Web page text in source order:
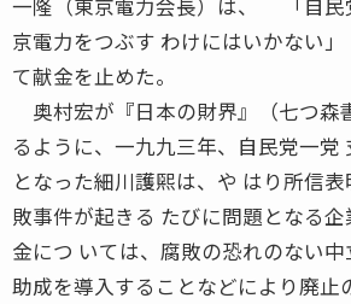
京電力をつぶす わけにはいかない
て献金を止めた。
奥村宏が『日本の財界』（七つ森
るように、一九九三年、自民党一党
となった細川護煕は、や はり所信
敗事件が起きる たびに問題となる
金につ いては、腐敗の恐れのない
助成を導入することなどにより廃止